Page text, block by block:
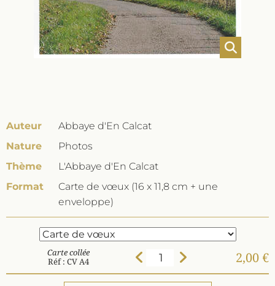
Auteur
Abbaye d'En Calcat
Nature
Photos
Thème
L'Abbaye d'En Calcat
Format
Carte de vœux (16 x 11,8 cm + une
enveloppe)
Carte collée
Réf : CV A4
2,00 €